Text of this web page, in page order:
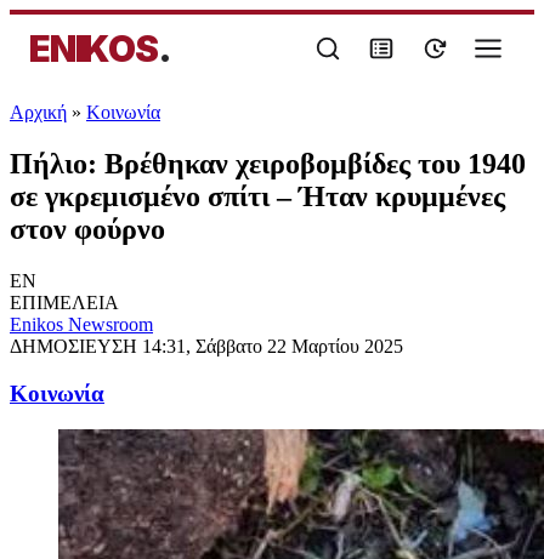
ENIKOS.
Αρχική » Κοινωνία
Πήλιο: Βρέθηκαν χειροβομβίδες του 1940
σε γκρεμισμένο σπίτι – Ήταν κρυμμένες
στον φούρνο
EN
ΕΠΙΜΕΛΕΙΑ
Enikos Newsroom
ΔΗΜΟΣΙΕΥΣΗ 14:31, Σάββατο 22 Μαρτίου 2025
Κοινωνία